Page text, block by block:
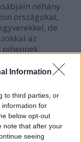
Information
to third parties, or
information for
below opt-out
note that after your
seeing
néhány
országokat,
de
az